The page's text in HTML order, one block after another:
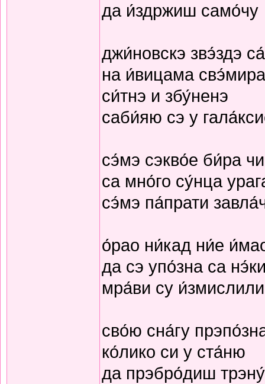
да и́здржиш само́чу
джи́новскэ звэ́здэ
на и́вицама свэ́мира
си́тнэ и збу́ненэ
саби́яю сэ у
сэ́мэ сэкво́е би́ра
са мно́го су́нца
сэ́мэ па́прати
о́рао ни́кад ни́е
да сэ упо́зна са
мра́ви су
сво́ю сна́гу
ко́лико си у ста́ню
да прэбро́диш